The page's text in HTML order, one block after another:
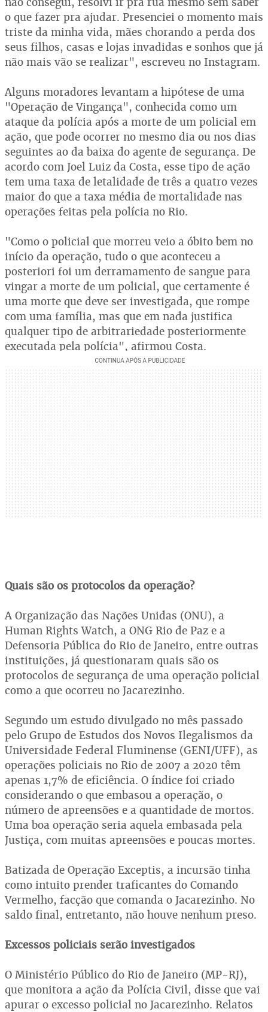
o que fazer pra ajudar. Presenciei o momento mais
triste da minha vida, mães chorando a perda dos
seus filhos, casas e lojas invadidas e sonhos que já
não mais vão se realizar", escreveu no Instagram.
Alguns moradores levantam a hipótese de uma
"Operação de Vingança", conhecida como um
ataque da polícia após a morte de um policial em
ação, que pode ocorrer no mesmo dia ou nos dias
seguintes ao da baixa do agente de segurança. De
acordo com Joel Luiz da Costa, esse tipo de ação
tem uma taxa de letalidade de três a quatro vezes
maior do que a taxa média de mortalidade nas
operações feitas pela polícia no Rio.
"Como o policial que morreu veio a óbito bem no
início da operação, tudo o que aconteceu a
posteriori foi um derramamento de sangue para
vingar a morte de um policial, que certamente é
uma morte que deve ser investigada, que rompe
com uma família, mas que em nada justifica
qualquer tipo de arbitrariedade posteriormente
executada pela polícia", afirmou Costa.
Quais são os protocolos da operação?
A Organização das Nações Unidas (ONU), a
Human Rights Watch, a ONG Rio de Paz e a
Defensoria Pública do Rio de Janeiro, entre outras
instituições, já questionaram quais são os
protocolos de segurança de uma operação policial
como a que ocorreu no Jacarezinho.
Segundo um estudo divulgado no mês passado
pelo Grupo de Estudos dos Novos Ilegalismos da
Universidade Federal Fluminense (GENI/UFF), as
operações policiais no Rio de 2007 a 2020 têm
apenas 1,7% de eficiência. O índice foi criado
considerando o que embasou a operação, o
número de apreensões e a quantidade de mortos.
Uma boa operação seria aquela embasada pela
Justiça, com muitas apreensões e poucas mortes.
Batizada de Operação Exceptis, a incursão tinha
como intuito prender traficantes do Comando
Vermelho, facção que comanda o Jacarezinho. No
saldo final, entretanto, não houve nenhum preso.
Excessos policiais serão investigados
O Ministério Público do Rio de Janeiro (MP-RJ),
que monitora a ação da Polícia Civil, disse que vai
apurar o excesso policial no Jacarezinho. Relatos